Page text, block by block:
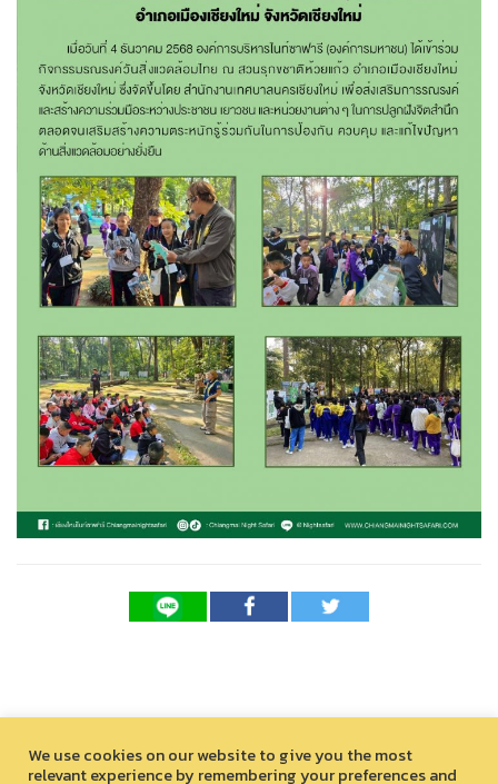
We use cookies on our website to give you the most
relevant experience by remembering your preferences and